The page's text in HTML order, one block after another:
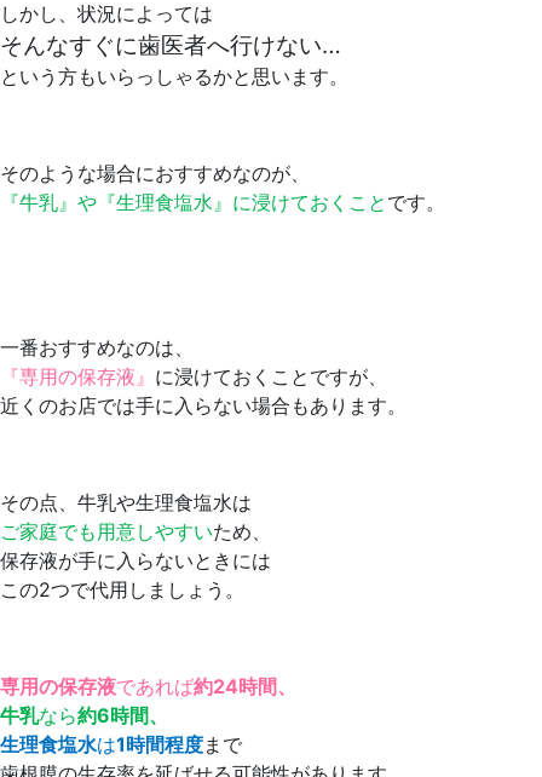
しかし、状況によっては
そんなすぐに歯医者へ行けない…
という方もいらっしゃるかと思います。
そのような場合におすすめなのが、
『牛乳』や『生理食塩水』に浸けておくこと です。
一番おすすめなのは、
『専用の保存液』 に浸けておくことですが、
近くのお店では手に入らない場合もあります。
その点、牛乳や生理食塩水は
ご家庭でも用意しやすいため、
保存液が手に入らないときには
この2つで代用しましょう。
専用の保存液であれば約24時間、
牛乳なら約6時間、
生理食塩水は1時間程度まで